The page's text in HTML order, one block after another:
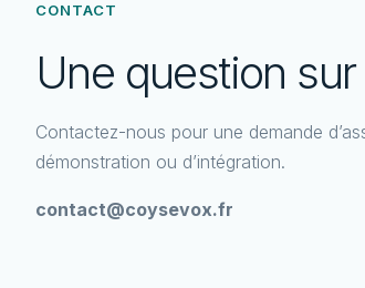
CONTACT
Une question
Contactez-nous pour une demande
démonstration ou d’intégration.
contact@coysevox.fr